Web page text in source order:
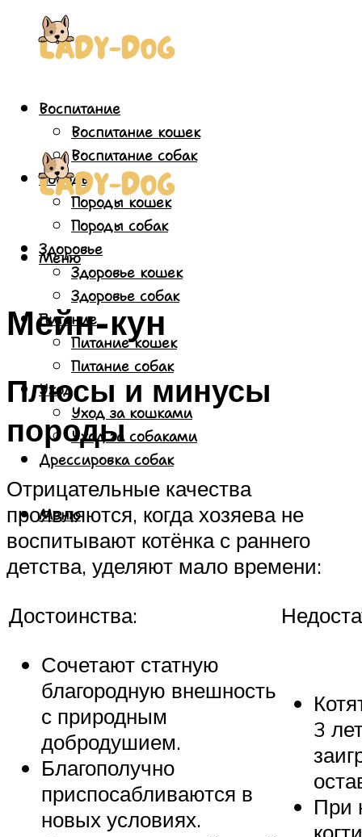
Воспитание
Воспитание кошек
Воспитание собак
Породы
Породы кошек
Породы собак
Здоровье
Здоровье кошек
Здоровье собак
Питание
Питание кошек
Питание собак
Уход
Уход за кошками
Уход за собаками
Дрессировка собак
Меню
Меню
Мейн-кун
Плюсы и минусы
породы
Отрицательные качества
проявляются, когда хозяева не
воспитывают котёнка с раннего
детства, уделяют мало времени:
Достоинства:
Сочетают статную
благородную внешность
с природным
добродушием.
Благополучно
приспосабливаются в
новых условиях.
3
При